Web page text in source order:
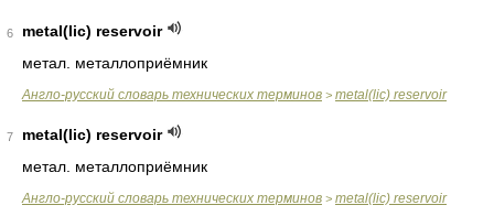
6
metal(lic) reservoir
метал. металлоприёмник
Англо-русский словарь технических терминов > metal(lic) reservoir
7
metal(lic) reservoir
метал. металлоприёмник
Англо-русский словарь технических терминов > metal(lic) reservoir